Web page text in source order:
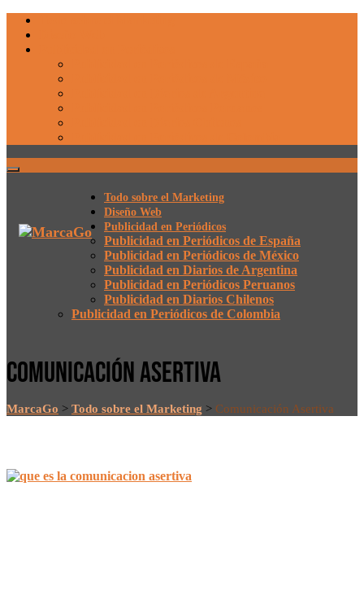
Todo sobre el Marketing
Diseño Web
Publicidad en Periódicos
Publicidad en Periódicos de España
Publicidad en Periódicos de México
Publicidad en Diarios de Argentina
Publicidad en Periódicos Peruanos
Publicidad en Diarios Chilenos
Publicidad en Periódicos de Colombia
COMUNICACIÓN ASERTIVA
MarcaGo > Todo sobre el Marketing > Comunicación Asertiva